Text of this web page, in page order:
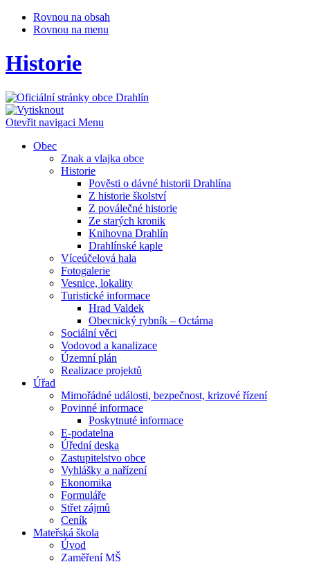
Rovnou na obsah
Rovnou na menu
Historie
Otevřit navigaci Menu
Obec
Znak a vlajka obce
Historie
Pověsti o dávné historii Drahlína
Z historie školství
Z poválečné historie
Ze starých kronik
Knihovna Drahlín
Drahlínské kaple
Víceúčelová hala
Fotogalerie
Vesnice, lokality
Turistické informace
Hrad Valdek
Obecnický rybník – Octárna
Sociální věci
Vodovod a kanalizace
Územní plán
Realizace projektů
Úřad
Mimořádné události, bezpečnost, krizové řízení
Povinné informace
Poskytnuté informace
E-podatelna
Úřední deska
Zastupitelstvo obce
Vyhlášky a nařízení
Ekonomika
Formuláře
Střet zájmů
Ceník
Mateřská škola
Úvod
Zaměření MŠ